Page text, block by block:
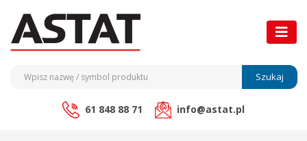
Szukaj
61 848 88 71 info@astat.pl